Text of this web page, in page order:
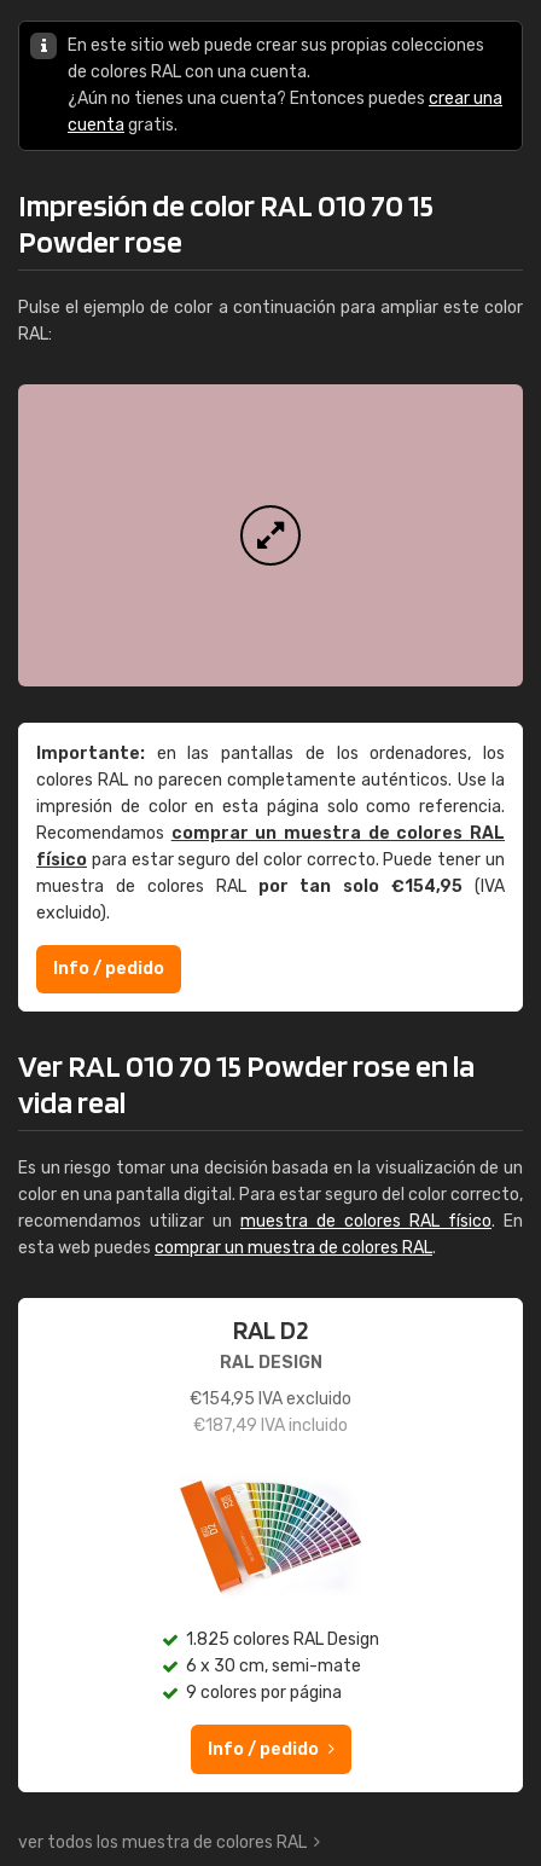
En este sitio web puede crear sus propias colecciones
de colores RAL con una cuenta.
¿Aún no tienes una cuenta? Entonces puedes crear una
cuenta gratis.
Impresión de color RAL 010 70 15
Powder rose
Pulse el ejemplo de color a continuación para ampliar este color
RAL:
Importante: en las pantallas de los ordenadores, los
colores RAL no parecen completamente auténticos. Use la
impresión de color en esta página solo como referencia.
Recomendamos comprar un muestra de colores RAL
físico para estar seguro del color correcto. Puede tener un
muestra de colores RAL por tan solo €154,95 (IVA
excluido).
Info / pedido
Ver RAL 010 70 15 Powder rose en la
vida real
Es un riesgo tomar una decisión basada en la visualización de un
color en una pantalla digital. Para estar seguro del color correcto,
recomendamos utilizar un muestra de colores RAL físico. En
esta web puedes comprar un muestra de colores RAL.
RAL D2
RAL DESIGN
€154,95 IVA excluido
€187,49 IVA incluido
1.825 colores RAL Design
6 x 30 cm, semi-mate
9 colores por página
Info / pedido
ver todos los muestra de colores RAL